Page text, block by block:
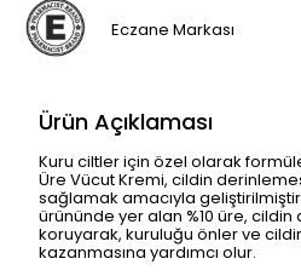
Eczane Markası
Ürün Açıklaması
Kuru ciltler için özel olarak
Üre Vücut Kremi, cildin
sağlamak amacıyla
ürününde yer alan %10 üre,
koruyarak, kuruluğu önler ve
kazanmasına yardımcı olur.